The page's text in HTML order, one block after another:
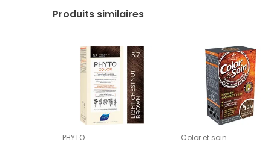
Produits similaires
PHYTO Color et soin